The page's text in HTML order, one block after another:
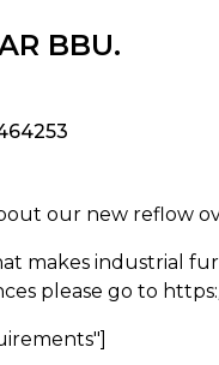
BBU.
our new reflow
makes industrial
please go to